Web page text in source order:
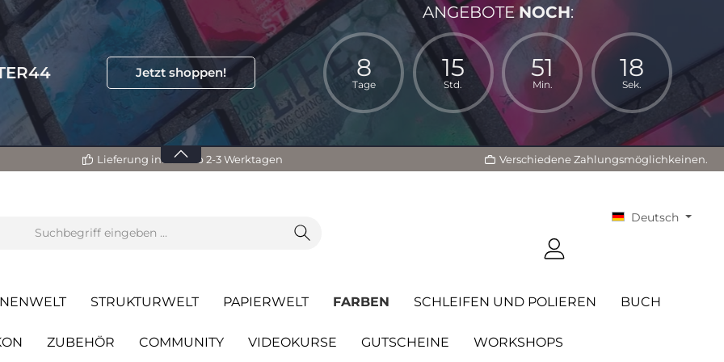
Jetzt shoppen!
ANGEBOTENOCH:
8
Tage
15
Std.
51
Min.
17
Sek.
Lieferung innerhalb 2-3 Werktagen Verschiedene Zahlungsmöglichkeinen.
Deutsch
STRUKTURWELT PAPIERWELT FARBEN SCHLEIFEN UND POLIEREN BUCH
ZUBEHÖR COMMUNITY VIDEOKURSE GUTSCHEINE WORKSHOPS